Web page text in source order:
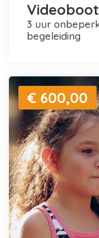
3 uur onbeperkt video's maken + personele
begeleiding
€ 600,00